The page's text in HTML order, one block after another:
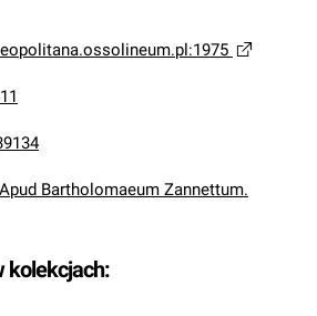
Bartholomaeum Zannettum.
kolekcjach: